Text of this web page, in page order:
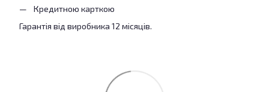
Кредитною карткою
Гарантія від виробника 12 місяців.